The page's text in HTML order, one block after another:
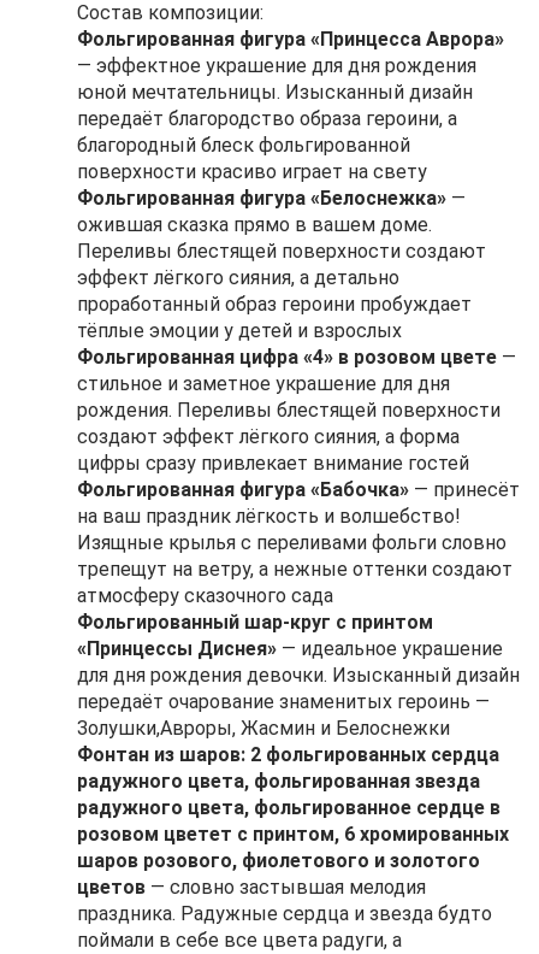
Состав композиции:
Фольгированная фигура «Принцесса Аврора»
— эффектное украшение для дня рождения
юной мечтательницы. Изысканный дизайн
передаёт благородство образа героини, а
благородный блеск фольгированной
поверхности красиво играет на свету
Фольгированная фигура «Белоснежка» —
ожившая сказка прямо в вашем доме.
Переливы блестящей поверхности создают
эффект лёгкого сияния, а детально
проработанный образ героини пробуждает
тёплые эмоции у детей и взрослых
Фольгированная цифра «4» в розовом цвете —
стильное и заметное украшение для дня
рождения. Переливы блестящей поверхности
создают эффект лёгкого сияния, а форма
цифры сразу привлекает внимание гостей
Фольгированная фигура «Бабочка» — принесёт
на ваш праздник лёгкость и волшебство!
Изящные крылья с переливами фольги словно
трепещут на ветру, а нежные оттенки создают
атмосферу сказочного сада
Фольгированный шар-круг с принтом
«Принцессы Диснея» — идеальное украшение
для дня рождения девочки. Изысканный дизайн
передаёт очарование знаменитых героинь —
Золушки,Авроры, Жасмин и Белоснежки
Фонтан из шаров: 2 фольгированных сердца
радужного цвета, фольгированная звезда
радужного цвета, фольгированное сердце в
розовом цветет с принтом, 6 хромированных
шаров розового, фиолетового и золотого
цветов — словно застывшая мелодия
праздника. Радужные сердца и звезда будто
поймали в себе все цвета радуги, а